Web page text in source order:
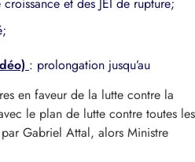
: prolongation jusqu’au
en faveur de la lutte contre la
le plan de lutte contre toutes les
Gabriel Attal, alors Ministre